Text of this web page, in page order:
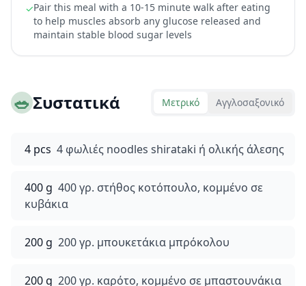
✓Pair this meal with a 10-15 minute walk after eating
to help muscles absorb any glucose released and
maintain stable blood sugar levels
🥗Συστατικά Μετρικό Αγγλοσαξονικό
4 pcs 4 φωλιές noodles shirataki ή ολικής άλεσης
400 g 400 γρ. στήθος κοτόπουλο, κομμένο σε
κυβάκια
200 g 200 γρ. μπουκετάκια μπρόκολου
200 g 200 γρ. καρότο, κομμένο σε μπαστουνάκια